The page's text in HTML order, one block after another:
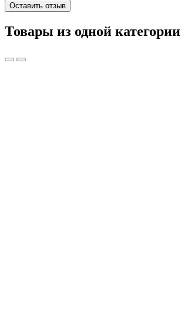
Оставить отзыв
Товары из одной категории